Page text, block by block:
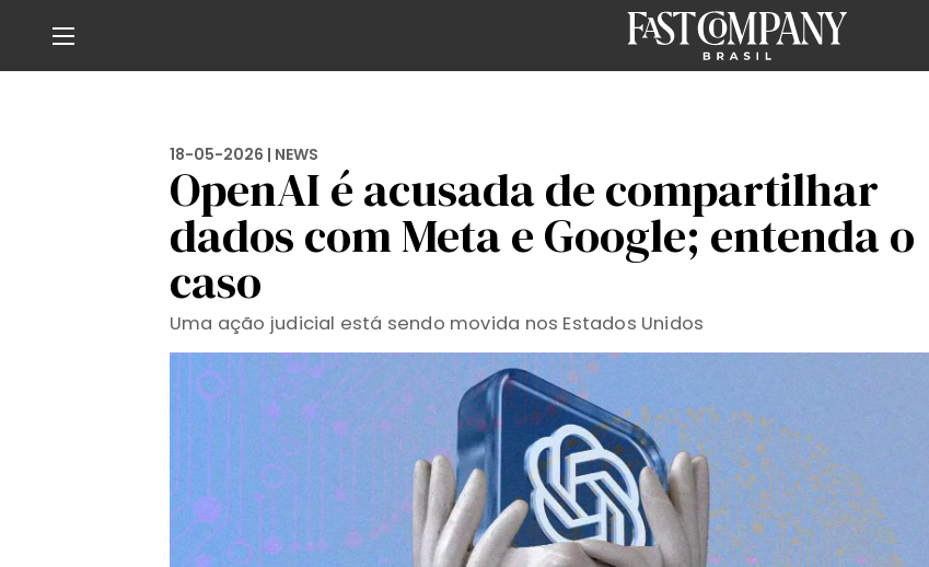
18-05-2026 | NEWS
OpenAI é acusada de compartilhar
dados com Meta e Google; entenda o
caso
Uma ação judicial está sendo movida nos Estados Unidos